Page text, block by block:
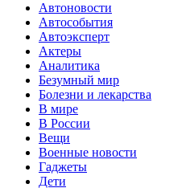
Автоновости
Автособытия
Автоэксперт
Актеры
Аналитика
Безумный мир
Болезни и лекарства
В мире
В России
Вещи
Военные новости
Гаджеты
Дети